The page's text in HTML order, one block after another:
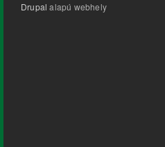
Drupal alapú webhely